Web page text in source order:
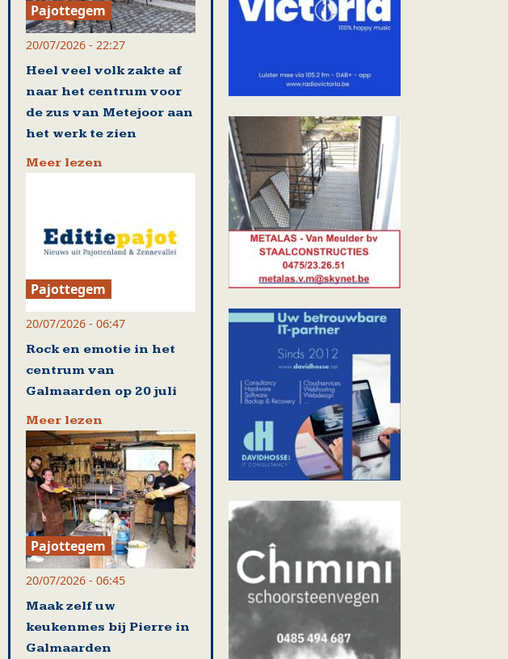
Pajottegem
20/07/2026 - 22:27
Heel veel volk zakte af
naar het centrum voor
de zus van Metejoor aan
het werk te zien
Meer lezen
Pajottegem
20/07/2026 - 06:47
Rock en emotie in het
centrum van
Galmaarden op 20 juli
Meer lezen
Pajottegem
20/07/2026 - 06:45
Maak zelf uw
keukenmes bij Pierre in
Galmaarden